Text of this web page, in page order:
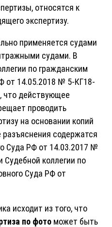
относятся к
экспертизу.
применяется судами
судами. В
по гражданским
от 14.05.2018 № 5-КГ18-
что действующее
проводить
на основании копий
содержатся
Суда РФ от 14.03.2017 №
коллегии по
Суда РФ от
исходит из того, что
по фото может быть